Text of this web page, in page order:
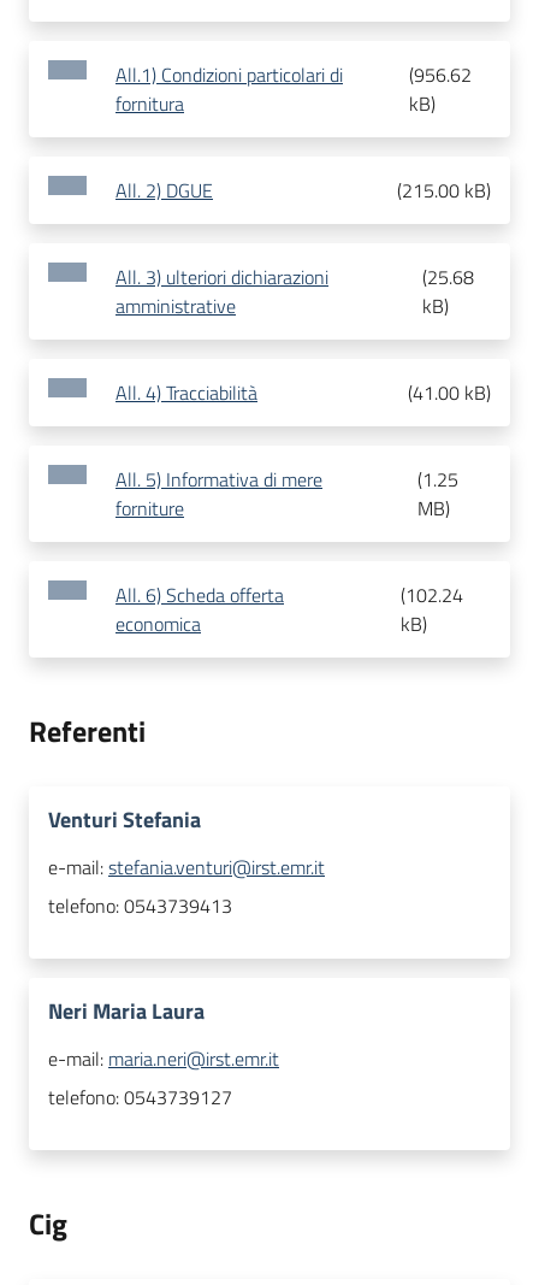
All.1) Condizioni particolari di
fornitura
(956.62
kB)
All. 2) DGUE (215.00 kB)
All. 3) ulteriori dichiarazioni
amministrative
(25.68
kB)
All. 4) Tracciabilità (41.00 kB)
All. 5) Informativa di mere
forniture
(1.25
MB)
All. 6) Scheda offerta
economica
(102.24
kB)
Referenti
Venturi Stefania
e-mail:stefania.venturi@irst.emr.it
telefono:0543739413
Neri Maria Laura
e-mail: maria.neri@irst.emr.it
telefono:0543739127
Cig